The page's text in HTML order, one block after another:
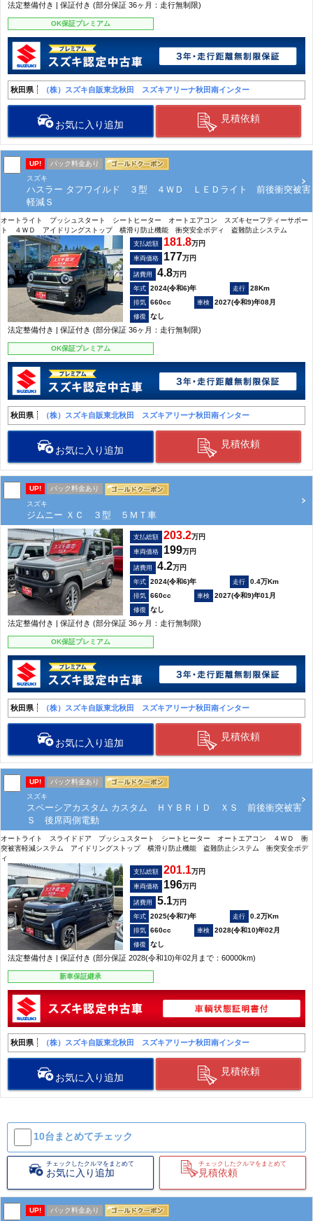
法定整備付き | 保証付き (部分保証 36ヶ月：走行無制限)
OK保証プレミアム
秋田県 （株）スズキ自販東北秋田 スズキアリーナ秋田南インター
お気に入り追加
見積依頼
UP!
パック料金あり
スズキ
ハスラー タフワイルド ３型 ４ＷＤ ＬＥＤライト 前後衝突被害
軽減Ｓ
オートライト プッシュスタート シートヒーター オートエアコン スズキセーフティーサポー
ト ４ＷＤ アイドリングストップ 横滑り防止機能 衝突安全ボディ 盗難防止システム
支払総額 181.8万円
車両価格 177万円
諸費用 4.8万円
2024(令和6)年
28Km
660cc
2027(令和9)年08月
なし
法定整備付き | 保証付き (部分保証 36ヶ月：走行無制限)
OK保証プレミアム
秋田県 （株）スズキ自販東北秋田 スズキアリーナ秋田南インター
お気に入り追加
見積依頼
UP!
パック料金あり
スズキ
ジムニー ＸＣ ３型 ５ＭＴ車
支払総額 203.2万円
車両価格 199万円
諸費用 4.2万円
2024(令和6)年
0.4万Km
660cc
2027(令和9)年01月
なし
法定整備付き | 保証付き (部分保証 36ヶ月：走行無制限)
OK保証プレミアム
秋田県 （株）スズキ自販東北秋田 スズキアリーナ秋田南インター
お気に入り追加
見積依頼
UP!
パック料金あり
スズキ
スペーシアカスタム カスタム ＨＹＢＲＩＤ ＸＳ 前後衝突被害
Ｓ 後席両側電動
オートライト スライドドア プッシュスタート シートヒーター オートエアコン ４ＷＤ 衝
突被害軽減システム アイドリングストップ 横滑り防止機能 盗難防止システム 衝突安全ボデ
ィ
支払総額 201.1万円
車両価格 196万円
諸費用 5.1万円
2025(令和7)年
0.2万Km
660cc
2028(令和10)年02月
なし
法定整備付き | 保証付き (部分保証 2028(令和10)年02月まで：60000km)
新車保証継承
秋田県 （株）スズキ自販東北秋田 スズキアリーナ秋田南インター
お気に入り追加
見積依頼
10台まとめてチェック
チェックしたクルマをまとめて
お気に入り追加
チェックしたクルマをまとめて
見積依頼
UP! パック料金あり